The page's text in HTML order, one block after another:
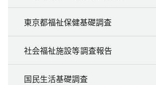
東京都福祉保健基礎調査
社会福祉施設等調査報告
国民生活基礎調査